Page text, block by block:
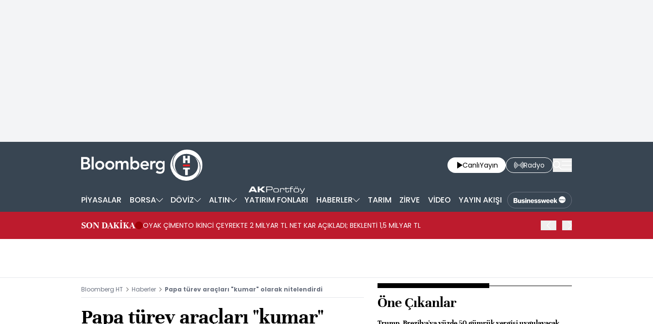
CanlıYayın Radyo
PİYASALAR BORSA DÖVİZ ALTIN YATIRIM FONLARI HABERLER TARIM ZİRVE VİDEO YAYIN AKIŞI
SON DAKİKA OYAK ÇİMENTO İKİNCİ ÇEYREKTE 2 MİLYAR TL NET KAR AÇIKLADI; BEKLENTİ 1,5 MİLYAR TL
Bloomberg HT Haberler Papa türev araçları "kumar" olarak nitelendirdi
Papa türev araçları "kumar"
Öne Çıkanlar